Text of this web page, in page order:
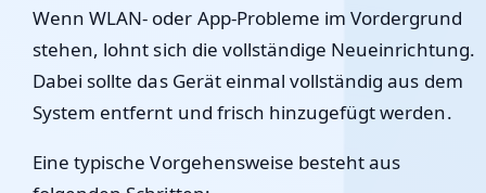
Wenn WLAN- oder App-Probleme im Vordergrund
stehen, lohnt sich die vollständige Neueinrichtung.
Dabei sollte das Gerät einmal vollständig aus dem
System entfernt und frisch hinzugefügt werden.
Eine typische Vorgehensweise besteht aus